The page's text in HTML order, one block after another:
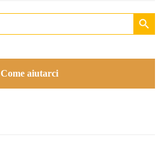
Search Button
Come aiutarci